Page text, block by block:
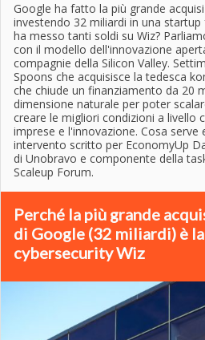
Google ha fatto la più grande
investendo 32 miliardi in una
ha messo tanti soldi su Wiz?
con il modello dell'innovazione
compagnie della Silicon Valley.
Spoons che acquisisce la tedesca
che chiude un finanziamento da 20
dimensione naturale per poter
creare le migliori condizioni a livello
imprese e l'innovazione. Cosa
intervento scritto per EconomyUp
di Unobravo e componente della
Scaleup Forum.
Perché la più grande
di Google (32 miliardi) è
cybersecurity Wiz